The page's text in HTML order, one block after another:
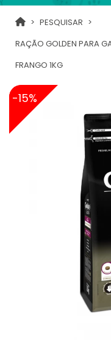
PESQUISAR
RAÇÃO GOLDEN PARA
FRANGO 1KG
-15%